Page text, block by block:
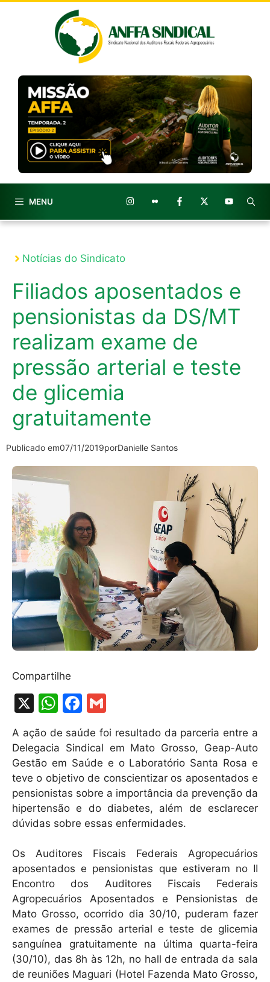
MENU
Notícias do Sindicato
Filiados aposentados e
pensionistas da DS/MT
realizam exame de
pressão arterial e teste
de glicemia
gratuitamente
Publicado em07/11/2019porDanielle Santos
Compartilhe
X
W
at
s
A
p
p
F
a
c
e
b
o
o
m
ai
l
A ação de saúde foi resultado da parceria entre a
Delegacia Sindical em Mato Grosso, Geap-Auto
Gestão em Saúde e o Laboratório Santa Rosa e
teve o objetivo de conscientizar os aposentados e
pensionistas sobre a importância da prevenção da
hipertensão e do diabetes, além de esclarecer
dúvidas sobre essas enfermidades.
Os Auditores Fiscais Federais Agropecuários
aposentados e pensionistas que estiveram no II
Encontro dos Auditores Fiscais Federais
Agropecuários Aposentados e Pensionistas de
Mato Grosso, ocorrido dia 30/10, puderam fazer
exames de pressão arterial e teste de glicemia
sanguínea gratuitamente na última quarta-feira
(30/10), das 8h às 12h, no hall de entrada da sala
de reuniões Maguari (Hotel Fazenda Mato Grosso,